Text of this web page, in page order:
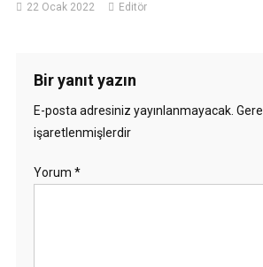
22 Ocak 2022 Editör
Bir yanıt yazın
E-posta adresiniz yayınlanmayacak.
işaretlenmişlerdir
Yorum *